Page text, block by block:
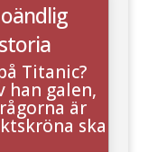
Titanic?
han galen,
är
ska